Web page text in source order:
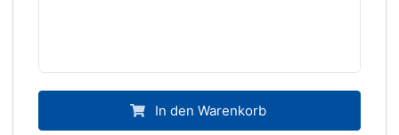
In den Warenkorb